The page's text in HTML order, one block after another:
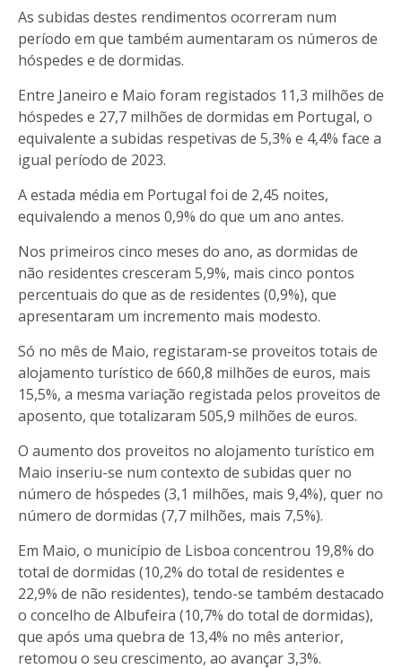
As subidas destes rendimentos ocorreram num
período em que também aumentaram os números de
hóspedes e de dormidas.
Entre Janeiro e Maio foram registados 11,3 milhões de
hóspedes e 27,7 milhões de dormidas em Portugal, o
equivalente a subidas respetivas de 5,3% e 4,4% face a
igual período de 2023.
A estada média em Portugal foi de 2,45 noites,
equivalendo a menos 0,9% do que um ano antes.
Nos primeiros cinco meses do ano, as dormidas de
não residentes cresceram 5,9%, mais cinco pontos
percentuais do que as de residentes (0,9%), que
apresentaram um incremento mais modesto.
Só no mês de Maio, registaram-se proveitos totais de
alojamento turístico de 660,8 milhões de euros, mais
15,5%, a mesma variação registada pelos proveitos de
aposento, que totalizaram 505,9 milhões de euros.
O aumento dos proveitos no alojamento turístico em
Maio inseriu-se num contexto de subidas quer no
número de hóspedes (3,1 milhões, mais 9,4%), quer no
número de dormidas (7,7 milhões, mais 7,5%).
Em Maio, o município de Lisboa concentrou 19,8% do
total de dormidas (10,2% do total de residentes e
22,9% de não residentes), tendo-se também destacado
o concelho de Albufeira (10,7% do total de dormidas),
que após uma quebra de 13,4% no mês anterior,
retomou o seu crescimento, ao avançar 3,3%.